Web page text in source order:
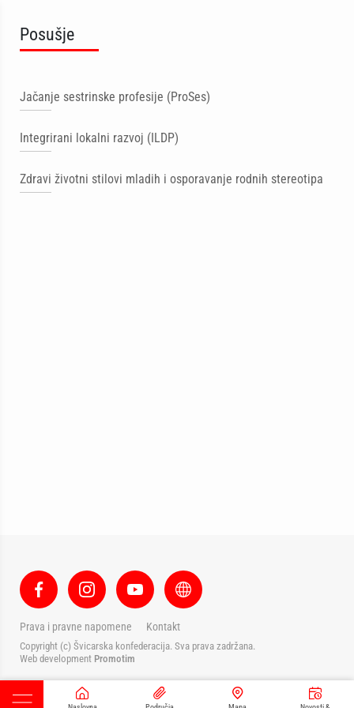
Posušje
Jačanje sestrinske profesije (ProSes)
Integrirani lokalni razvoj (ILDP)
Zdravi životni stilovi mladih i osporavanje rodnih stereotipa
Prava i pravne napomene Kontakt
Copyright (c) Švicarska konfederacija. Sva prava zadržana.
Web development Promotim